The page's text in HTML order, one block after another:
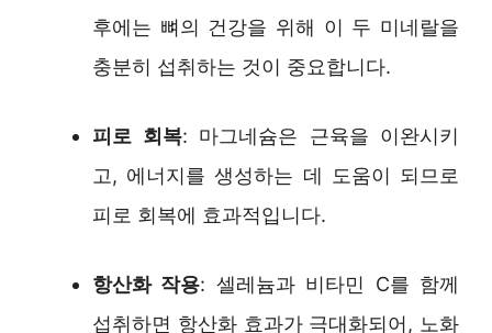
후에는 뼈의 건강을 위해 이 두 미네랄을
충분히 섭취하는 것이 중요합니다.
피로 회복: 마그네슘은 근육을 이완시키
고, 에너지를 생성하는 데 도움이 되므로
피로 회복에 효과적입니다.
항산화 작용: 셀레늄과 비타민 C를 함께
섭취하면 항산화 효과가 극대화되어, 노화